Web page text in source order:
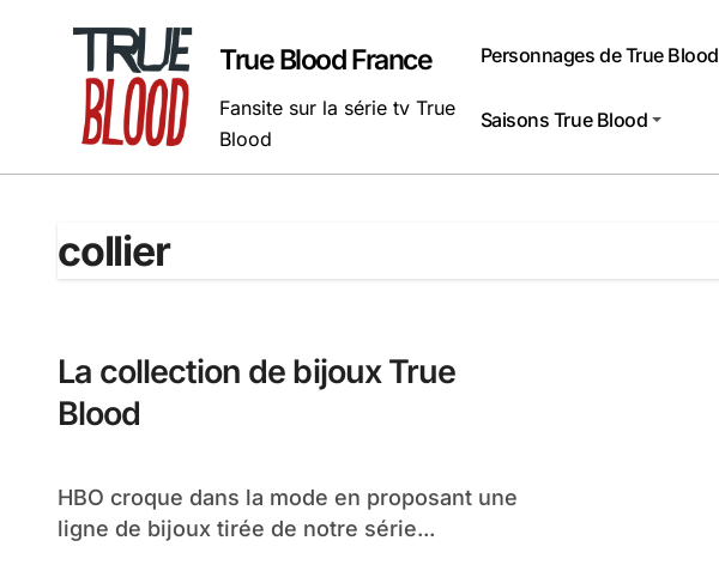
True Blood France
Fansite sur la série tv True
Blood
Personnages de True Blood
Saisons True Blood
collier
La collection de bijoux True
Blood
HBO croque dans la mode en proposant une
ligne de bijoux tirée de notre série...